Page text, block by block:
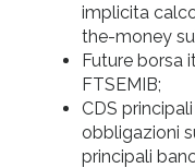
implicita
the-money
Future borsa
FTSEMIB;
CDS
obbligazioni
principali